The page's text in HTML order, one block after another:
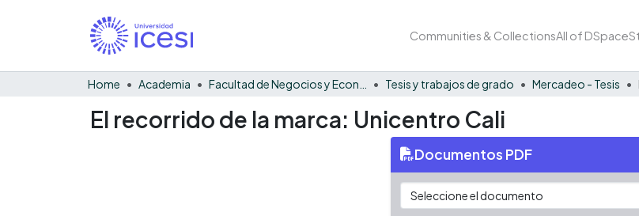
Communities & CollectionsAll of DSpace
Home Academia Tesis y trabajos de grado Mercadeo - Tesis
El recorrido de la marca: Unicentro Cali
Documentos PDF